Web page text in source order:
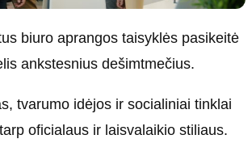
biuro aprangos taisyklės pasikeitė
ankstesnius dešimtmečius.
tvarumo idėjos ir socialiniai tinklai
oficialaus ir laisvalaikio stiliaus.